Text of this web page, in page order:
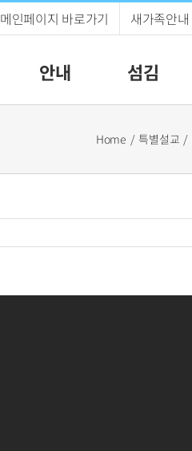
메인페이지 바로가기 새가족안내
안내 섬김
Home 특별설교